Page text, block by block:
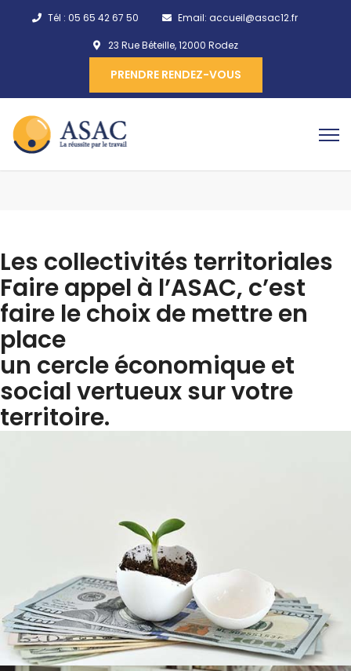
Tél : 05 65 42 67 50 Email: accueil@asac12.fr
23 Rue Béteille, 12000 Rodez
PRENDRE RENDEZ-VOUS
Les collectivités territoriales
Faire appel à l’ASAC, c’est
faire le choix de mettre en
place
un cercle économique et
social vertueux sur votre
territoire.